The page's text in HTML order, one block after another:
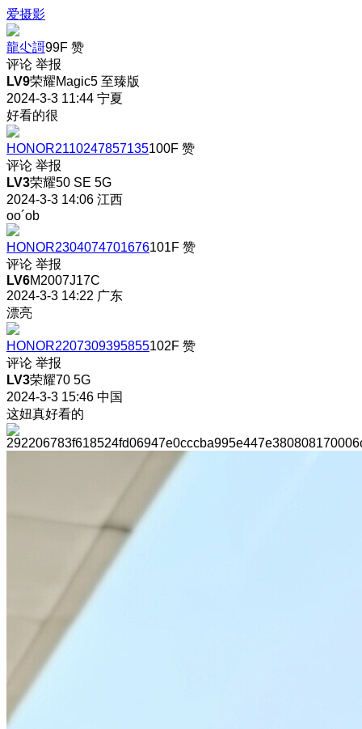
爱摄影
龍尐謌99F 赞
评论 举报
LV9荣耀Magic5 至臻版
2024-3-3 11:44 宁夏
好看的很
HONOR2110247857135100F 赞
评论 举报
LV3荣耀50 SE 5G
2024-3-3 14:06 江西
oo´ob
HONOR2304074701676101F 赞
评论 举报
LV6M2007J17C
2024-3-3 14:22 广东
漂亮
HONOR2207309395855102F 赞
评论 举报
LV3荣耀70 5G
2024-3-3 15:46 中国
这妞真好看的